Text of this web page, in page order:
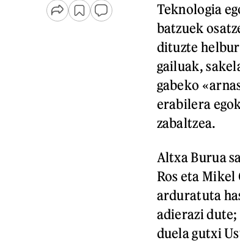
Teknologia
batzuek
dituzte
gailuak,
gabeko
erabilera
zabaltzea.
Altxa Burua
Ros eta
arduratuta
adierazi
duela gutxi